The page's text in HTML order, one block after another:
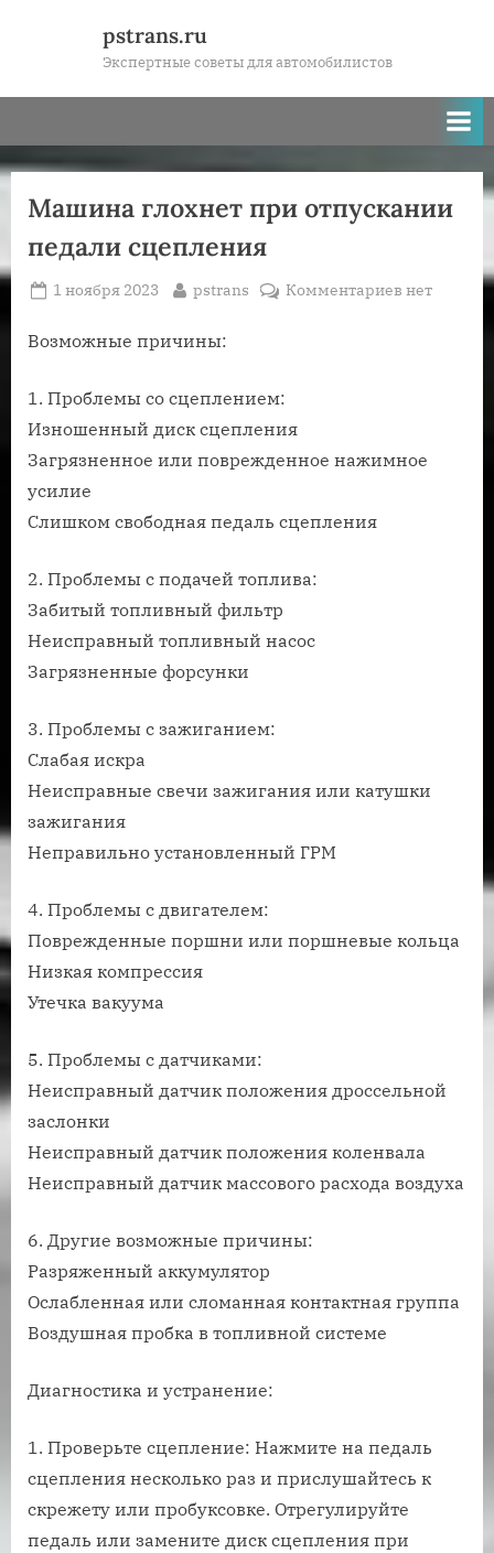
pstrans.ru
Экспертные советы для автомобилистов
Машина глохнет при отпускании
педали сцепления
Posted
1 ноября 2023 By
pstrans Комментариевк
сцепления
нет
Возможные причины:
1. Проблемы со сцеплением:
Изношенный диск сцепления
Загрязненное или поврежденное нажимное
усилие
Слишком свободная педаль сцепления
2. Проблемы с подачей топлива:
Забитый топливный фильтр
Неисправный топливный насос
Загрязненные форсунки
3. Проблемы с зажиганием:
Слабая искра
Неисправные свечи зажигания или катушки
зажигания
Неправильно установленный ГРМ
4. Проблемы с двигателем:
Поврежденные поршни или поршневые кольца
Низкая компрессия
Утечка вакуума
5. Проблемы с датчиками:
Неисправный датчик положения дроссельной
заслонки
Неисправный датчик положения коленвала
Неисправный датчик массового расхода воздуха
6. Другие возможные причины:
Разряженный аккумулятор
Ослабленная или сломанная контактная группа
Воздушная пробка в топливной системе
Диагностика и устранение:
1. Проверьте сцепление: Нажмите на педаль
сцепления несколько раз и прислушайтесь к
скрежету или пробуксовке. Отрегулируйте
педаль или замените диск сцепления при